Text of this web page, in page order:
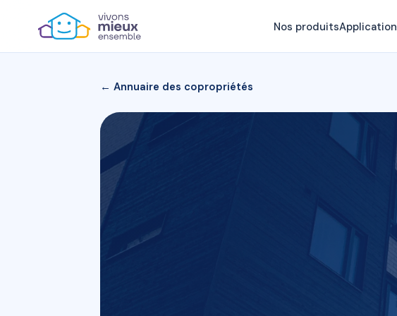
Nos produitsApplication
← Annuaire des copropriétés